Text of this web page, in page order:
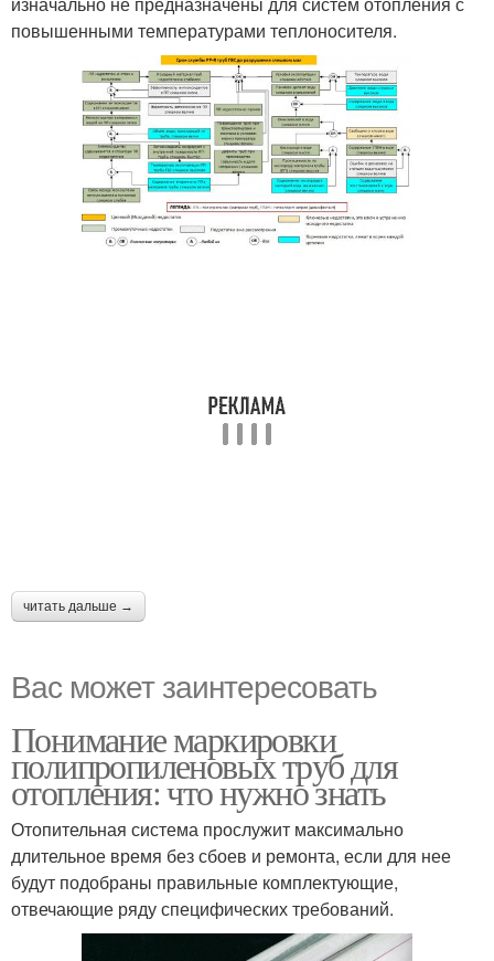
повышенными температурами теплоносителя.
читать дальше →
Вас может заинтересовать
Понимание маркировки
полипропиленовых труб для
отопления: что нужно знать
Отопительная система прослужит максимально
длительное время без сбоев и ремонта, если для нее
будут подобраны правильные комплектующие,
отвечающие ряду специфических требований.